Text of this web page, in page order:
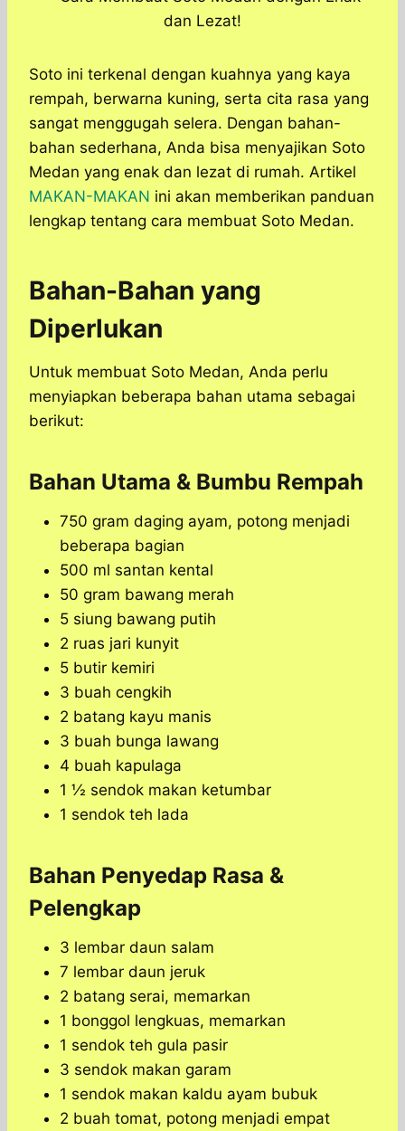
Soto ini terkenal dengan kuahnya yang kaya
rempah, berwarna kuning, serta cita rasa yang
sangat menggugah selera. Dengan bahan-
bahan sederhana, Anda bisa menyajikan Soto
Medan yang enak dan lezat di rumah. Artikel
MAKAN-MAKAN ini akan memberikan panduan
lengkap tentang cara membuat Soto Medan.
Bahan-Bahan yang
Diperlukan
Untuk membuat Soto Medan, Anda perlu
menyiapkan beberapa bahan utama sebagai
berikut:
Bahan Utama & Bumbu Rempah
750 gram daging ayam, potong menjadi
beberapa bagian
500 ml santan kental
50 gram bawang merah
5 siung bawang putih
2 ruas jari kunyit
5 butir kemiri
3 buah cengkih
2 batang kayu manis
3 buah bunga lawang
4 buah kapulaga
1 ½ sendok makan ketumbar
1 sendok teh lada
Bahan Penyedap Rasa &
Pelengkap
3 lembar daun salam
7 lembar daun jeruk
2 batang serai, memarkan
1 bonggol lengkuas, memarkan
1 sendok teh gula pasir
3 sendok makan garam
1 sendok makan kaldu ayam bubuk
2 buah tomat, potong menjadi empat